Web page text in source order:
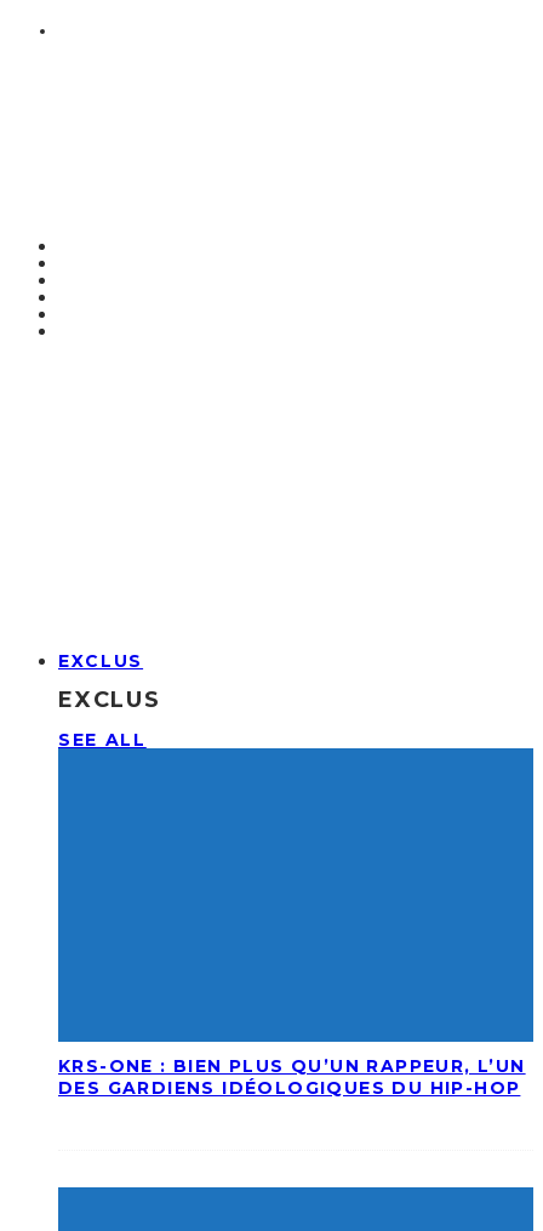
EXCLUS
EXCLUS
SEE ALL
KRS-ONE : BIEN PLUS QU’UN RAPPEUR, L’UN
DES GARDIENS IDÉOLOGIQUES DU HIP-HOP